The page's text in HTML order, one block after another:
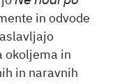
in odvode
okoljema in
in naravnih